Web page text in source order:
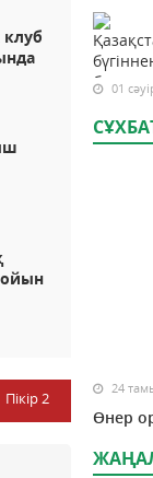
клуб
ойын
Пікір2
01
24
Өнер